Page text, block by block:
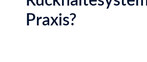
Praxis?